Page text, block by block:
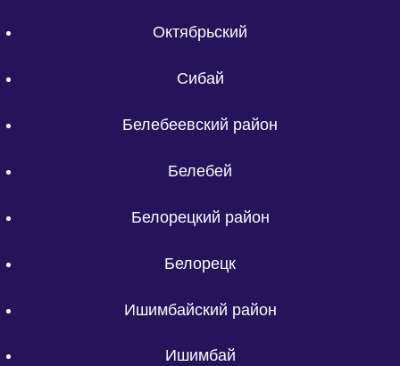
Октябрьский
Сибай
Белебеевский район
Белебей
Белорецкий район
Белорецк
Ишимбайский район
Ишимбай